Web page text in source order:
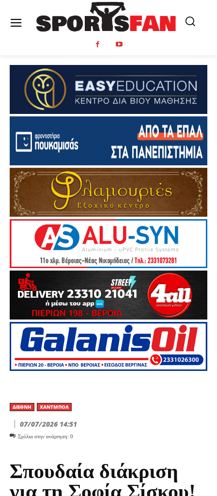
ΔΙΕΘΝΉ ΧΆΝΤΜΠΟΛ
07/07/2026 14:51
Σχόλια στην ανάρτηση: 0
Σπουδαία διάκριση